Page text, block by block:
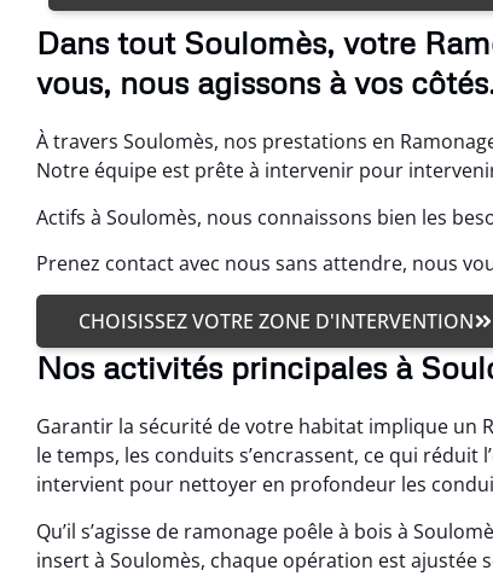
Dans tout Soulomès, votre
vous, nous agissons à vos
À travers Soulomès, nos prestations en
Notre équipe est prête à intervenir pour
Actifs à Soulomès, nous connaissons bien les
Prenez contact avec nous sans attendre, nous
CHOISISSEZ VOTRE ZONE D'INTERVENTION
Nos activités principales à
Garantir la sécurité de votre habitat implique un
le temps, les conduits s’encrassent, ce qui réduit
intervient pour nettoyer en profondeur les
Qu’il s’agisse de ramonage poêle à bois à
insert à Soulomès, chaque opération est ajustée